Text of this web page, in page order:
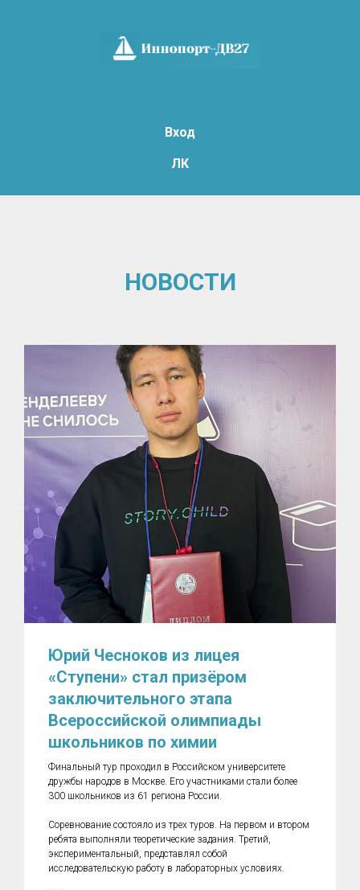
Вход
ЛК
НОВОСТИ
Юрий Чесноков из лицея
«Ступени» стал призёром
заключительного этапа
Всероссийской олимпиады
школьников по химии
Финальный тур проходил в Российском университете
дружбы народов в Москве. Его участниками стали более
300 школьников из 61 региона России.
Соревнование состояло из трех туров. На первом и втором
ребята выполняли теоретические задания. Третий,
экспериментальный, представлял собой
исследовательскую работу в лабораторных условиях.